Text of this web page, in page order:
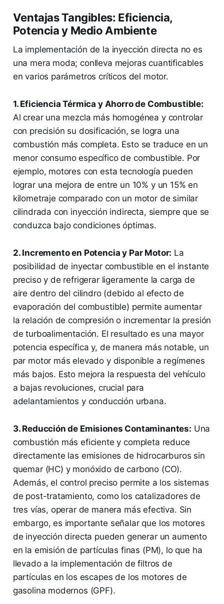
Ventajas Tangibles: Eficiencia,
Potencia y Medio Ambiente
La implementación de la inyección directa no es
una mera moda; conlleva mejoras cuantificables
en varios parámetros críticos del motor.
1. Eficiencia Térmica y Ahorro de Combustible:
Al crear una mezcla más homogénea y controlar
con precisión su dosificación, se logra una
combustión más completa. Esto se traduce en un
menor consumo específico de combustible. Por
ejemplo, motores con esta tecnología pueden
lograr una mejora de entre un 10% y un 15% en
kilometraje comparado con un motor de similar
cilindrada con inyección indirecta, siempre que se
conduzca bajo condiciones óptimas.
2. Incremento en Potencia y Par Motor: La
posibilidad de inyectar combustible en el instante
preciso y de refrigerar ligeramente la carga de
aire dentro del cilindro (debido al efecto de
evaporación del combustible) permite aumentar
la relación de compresión o incrementar la presión
de turboalimentación. El resultado es una mayor
potencia específica y, de manera más notable, un
par motor más elevado y disponible a regímenes
más bajos. Esto mejora la respuesta del vehículo
a bajas revoluciones, crucial para
adelantamientos y conducción urbana.
3. Reducción de Emisiones Contaminantes: Una
combustión más eficiente y completa reduce
directamente las emisiones de hidrocarburos sin
quemar (HC) y monóxido de carbono (CO).
Además, el control preciso permite a los sistemas
de post-tratamiento, como los catalizadores de
tres vías, operar de manera más efectiva. Sin
embargo, es importante señalar que los motores
de inyección directa pueden generar un aumento
en la emisión de partículas finas (PM), lo que ha
llevado a la implementación de filtros de
partículas en los escapes de los motores de
gasolina modernos (GPF).